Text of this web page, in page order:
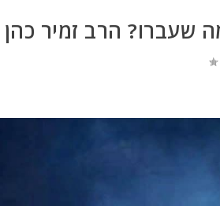
שעברו? הרב זמיר כהן